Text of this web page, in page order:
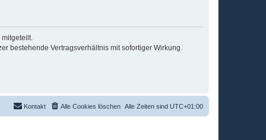
bestehende Vertragsverhältnis mit sofortiger Wirkung.
Alle Zeiten sind UTC+01:00
Alle Cookies löschen
Kontakt